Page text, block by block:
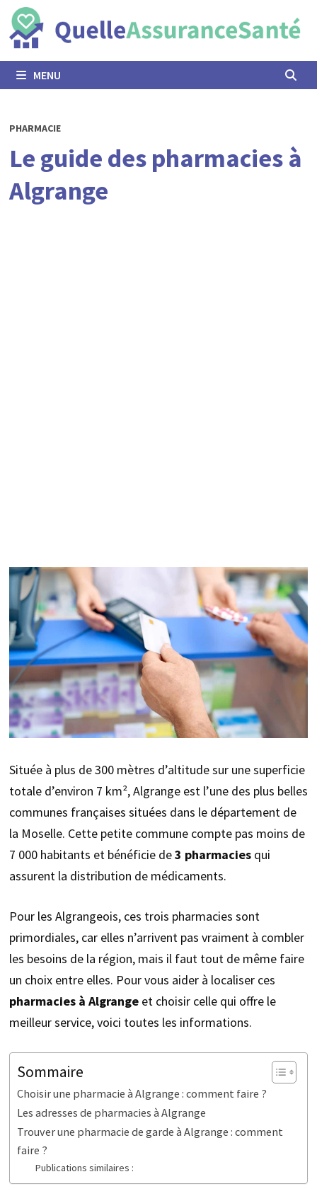
Passer
au
contenu
MENU
PHARMACIE
Le guide des pharmacies à
Algrange
Située à plus de 300 mètres d’altitude sur une superficie
totale d’environ 7 km², Algrange est l’une des plus belles
communes françaises situées dans le département de
la Moselle. Cette petite commune compte pas moins de
7 000 habitants et bénéficie de3 pharmaciesqui
assurent la distribution de médicaments.
Pour les Algrangeois, ces trois pharmacies sont
primordiales, car elles n’arrivent pas vraiment à combler
les besoins de la région, mais il faut tout de même faire
un choix entre elles. Pour vous aider à localiser ces
pharmacies à Algrangeet choisir celle qui offre le
meilleur service, voici toutes les informations.
Sommaire
Choisir une pharmacie à Algrange : comment faire ?
Les adresses de pharmacies à Algrange
Trouver une pharmacie de garde à Algrange : comment
faire ?
Publications similaires :